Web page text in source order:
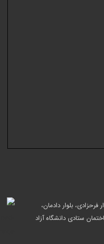
بلوار دادمان،
ثقفی، پلاک ۱۶، ساختمان ستادی دانشگاه آزاد